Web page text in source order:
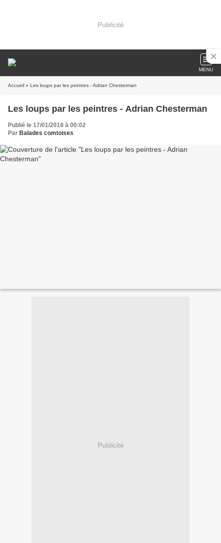
Publicité
MENU
Accueil » Les loups par les peintres - Adrian Chesterman
Les loups par les peintres - Adrian Chesterman
Publié le 17/01/2018 à 00:02
Par Balades comtoises
Publicité